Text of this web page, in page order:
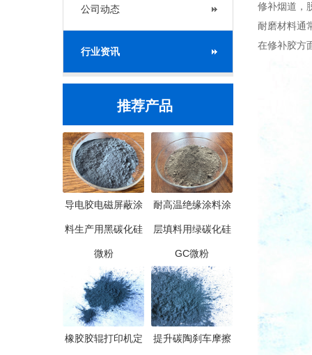
公司动态
行业资讯
推荐产品
导电胶电磁屏蔽涂
料生产用黑碳化硅
微粉
耐高温绝缘涂料涂
层填料用绿碳化硅
GC微粉
橡胶胶辊打印机定 提升碳陶刹车摩擦
修补烟道，
耐磨材料通
在修补胶方